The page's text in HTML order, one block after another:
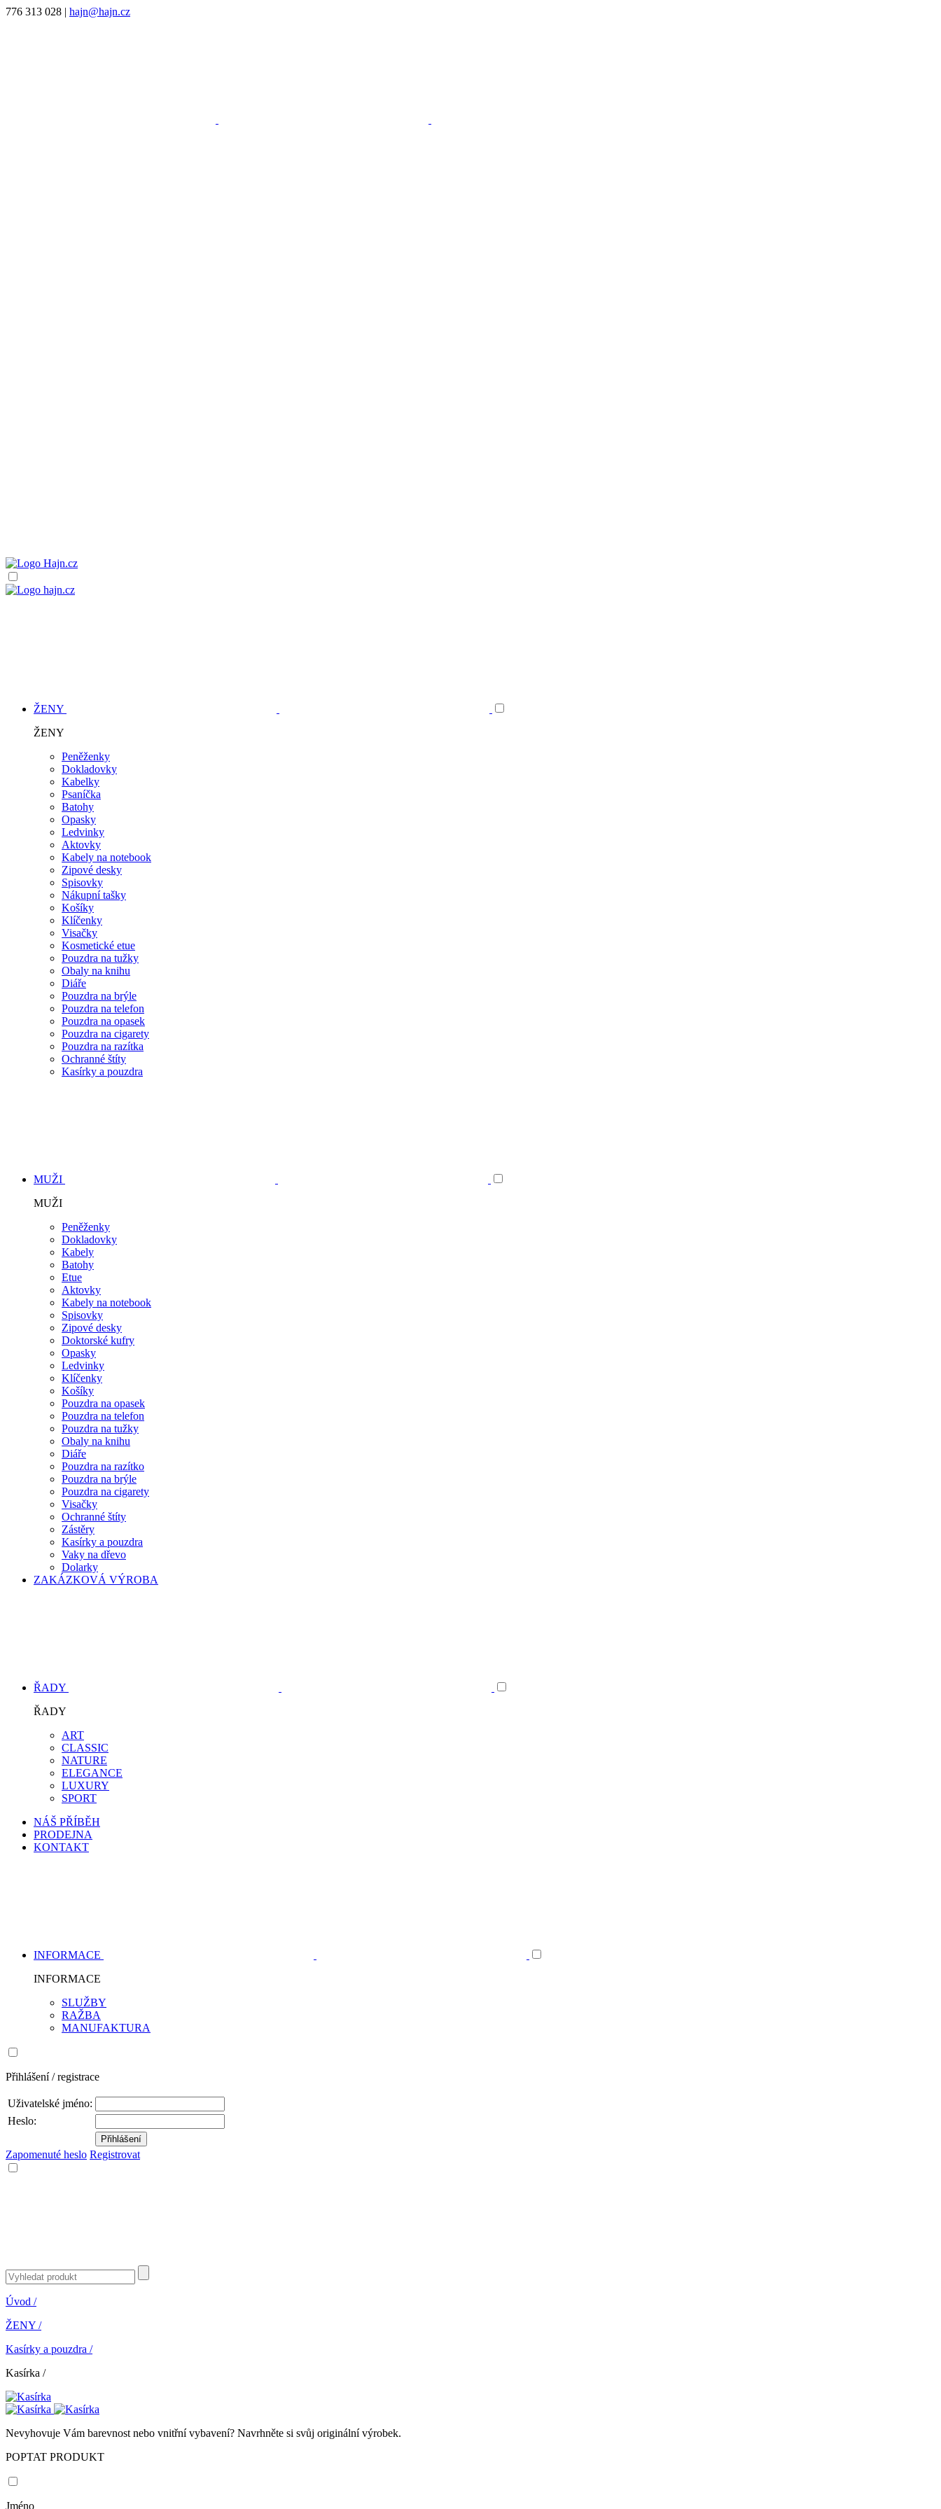
776 313 028 | hajn@hajn.cz
ŽENY
ŽENY
Peněženky
Dokladovky
Kabelky
Psaníčka
Batohy
Opasky
Ledvinky
Aktovky
Kabely na notebook
Zipové desky
Spisovky
Nákupní tašky
Košíky
Klíčenky
Visačky
Kosmetické etue
Pouzdra na tužky
Obaly na knihu
Diáře
Pouzdra na brýle
Pouzdra na telefon
Pouzdra na opasek
Pouzdra na cigarety
Pouzdra na razítka
Ochranné štíty
Kasírky a pouzdra
MUŽI
MUŽI
Peněženky
Dokladovky
Kabely
Batohy
Etue
Aktovky
Kabely na notebook
Spisovky
Zipové desky
Doktorské kufry
Opasky
Ledvinky
Klíčenky
Košíky
Pouzdra na opasek
Pouzdra na telefon
Pouzdra na tužky
Obaly na knihu
Diáře
Pouzdra na razítko
Pouzdra na brýle
Pouzdra na cigarety
Visačky
Ochranné štíty
Zástěry
Kasírky a pouzdra
Vaky na dřevo
Dolarky
ZAKÁZKOVÁ VÝROBA
ŘADY
ŘADY
ART
CLASSIC
NATURE
ELEGANCE
LUXURY
SPORT
NÁŠ PŘÍBĚH
PRODEJNA
KONTAKT
INFORMACE
INFORMACE
SLUŽBY
RAŽBA
MANUFAKTURA
Přihlášení / registrace
Uživatelské jméno:
Heslo:
Zapomenuté heslo Registrovat
Úvod /
ŽENY /
Kasírky a pouzdra /
Kasírka /
Nevyhovuje Vám barevnost nebo vnitřní vybavení? Navrhněte si svůj originální výrobek.
POPTAT PRODUKT
Jméno